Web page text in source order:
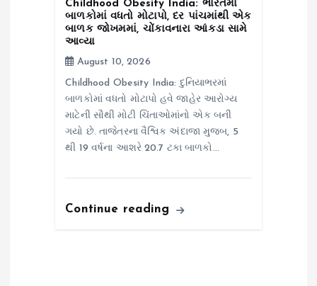
Childhood Obesity India: ભારતમાં
બાળકોમાં વધતો મોટાપો, દર પાંચમાંથી એક
બાળક જોખમમાં, ચોંકાવનારા આંકડા સામે
આવ્યા
August 10, 2026
Childhood Obesity India: દુનિયાભરમાં
બાળકોમાં વધતો મોટાપો હવે જાહેર આરોગ્ય
માટેની સૌથી મોટી ચિંતાઓમાંનો એક બની
ગયો છે. તાજેતરના વૈશ્વિક અંદાજા મુજબ, 5
થી 19 વર્ષના આશરે 20.7 ટકા બાળકો…
Continue reading